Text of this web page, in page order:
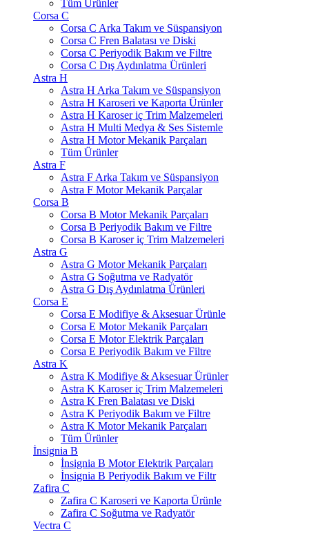
Tüm Ürünler
Corsa C
Corsa C Arka Takım ve Süspansiyon
Corsa C Fren Balatası ve Diski
Corsa C Periyodik Bakım ve Filtre
Corsa C Dış Aydınlatma Ürünleri
Astra H
Astra H Arka Takım ve Süspansiyon
Astra H Karoseri ve Kaporta Ürünler
Astra H Karoser iç Trim Malzemeleri
Astra H Multi Medya & Ses Sistemle
Astra H Motor Mekanik Parçaları
Tüm Ürünler
Astra F
Astra F Arka Takım ve Süspansiyon
Astra F Motor Mekanik Parçalar
Corsa B
Corsa B Motor Mekanik Parçaları
Corsa B Periyodik Bakım ve Filtre
Corsa B Karoser iç Trim Malzemeleri
Astra G
Astra G Motor Mekanik Parçaları
Astra G Soğutma ve Radyatör
Astra G Dış Aydınlatma Ürünleri
Corsa E
Corsa E Modifiye & Aksesuar Ürünle
Corsa E Motor Mekanik Parçaları
Corsa E Motor Elektrik Parçaları
Corsa E Periyodik Bakım ve Filtre
Astra K
Astra K Modifiye & Aksesuar Ürünler
Astra K Karoser iç Trim Malzemeleri
Astra K Fren Balatası ve Diski
Astra K Periyodik Bakım ve Filtre
Astra K Motor Mekanik Parçaları
Tüm Ürünler
İnsignia B
İnsignia B Motor Elektrik Parçaları
İnsignia B Periyodik Bakım ve Filtr
Zafira C
Zafira C Karoseri ve Kaporta Ürünle
Zafira C Soğutma ve Radyatör
Vectra C